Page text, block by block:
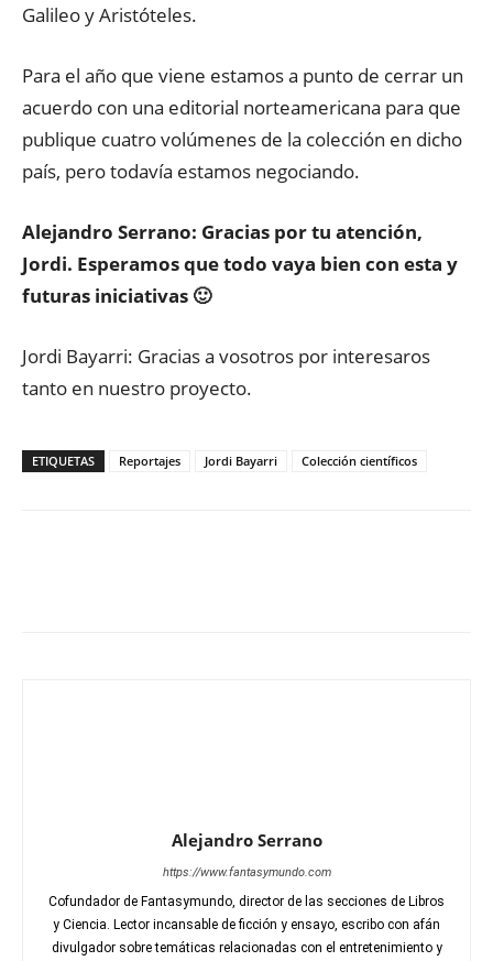
Galileo y Aristóteles.
Para el año que viene estamos a punto de cerrar un
acuerdo con una editorial norteamericana para que
publique cuatro volúmenes de la colección en dicho
país, pero todavía estamos negociando.
Alejandro Serrano: Gracias por tu atención,
Jordi. Esperamos que todo vaya bien con esta y
futuras iniciativas 🙂
Jordi Bayarri: Gracias a vosotros por interesaros
tanto en nuestro proyecto.
ETIQUETAS Reportajes Jordi Bayarri Colección científicos
Alejandro Serrano
https://www.fantasymundo.com
Cofundador de Fantasymundo, director de las secciones de Libros
y Ciencia. Lector incansable de ficción y ensayo, escribo con afán
divulgador sobre temáticas relacionadas con el entretenimiento y